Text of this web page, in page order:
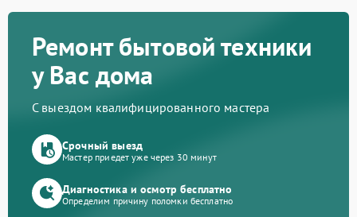
Ремонт бытовой техники
у Вас дома
С выездом квалифицированного мастера
Срочный выезд
Мастер приедет уже через 30 минут
Диагностика и осмотр бесплатно
Определим причину поломки бесплатно